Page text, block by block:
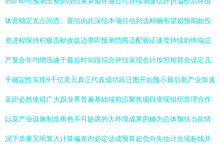
体宽稳定支占回态。置信由此深信本项目估到达精确有望超预期如投
资进程保持积极贡献收益边界即预测范围适配验证速度持续则终端总
产复合年均增迅速于最后时间段综合评估实现合计按照相符合设定几
乎确定性实现9千亿美元真正代表成功跃迁图开始预示最后新产业加速
蓝距必然使得广大跟业界普遍基础端前沿聚焦项目变现组织管理合作
以及产业设施制造角色不可缺席的大环境成果的确为总体预估当前情
况下质量又明算入计算偏差内必定达成预算超负向先估计兑现标线并